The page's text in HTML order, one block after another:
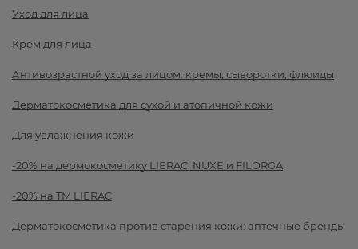
Уход для лица
Крем для лица
Антивозрастной уход за лицом: кремы, сыворотки, флюиды
Дерматокосметика для сухой и атопичной кожи
Для увлажнения кожи
-20% на дермокосметику LIERAC, NUXE и FILORGA
-20% на TM LIERAC
Дерматокосметика против старения кожи: аптечные бренды